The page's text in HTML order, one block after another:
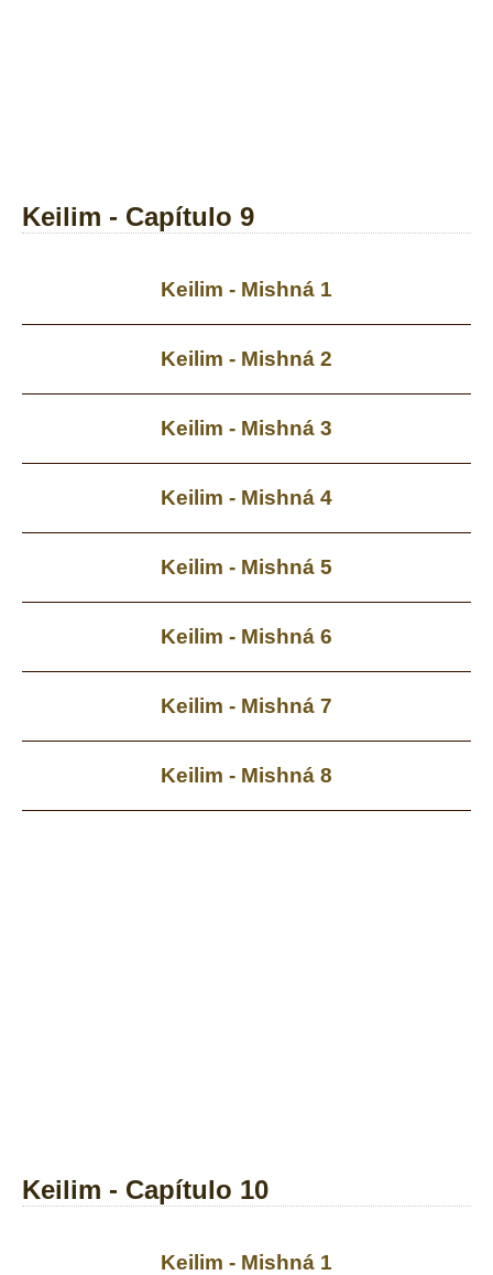
Keilim - Capítulo 9
Keilim - Mishná 1
Keilim - Mishná 2
Keilim - Mishná 3
Keilim - Mishná 4
Keilim - Mishná 5
Keilim - Mishná 6
Keilim - Mishná 7
Keilim - Mishná 8
Keilim - Capítulo 10
Keilim - Mishná 1